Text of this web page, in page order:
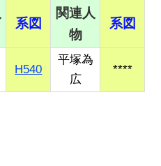
系図
関連人
物
系図
H540
平塚為
広
****